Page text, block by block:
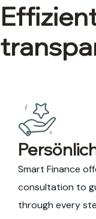
Smart Finance
consultation to
through every